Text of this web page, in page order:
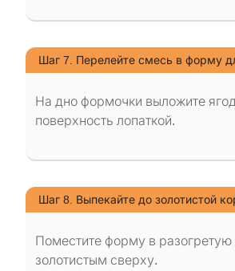
Шаг 7. Перелейте смесь в форму
На дно формочки выложите
поверхность лопаткой.
Шаг 8. Выпекайте до золотистой
Поместите форму в разогретую
золотистым сверху.